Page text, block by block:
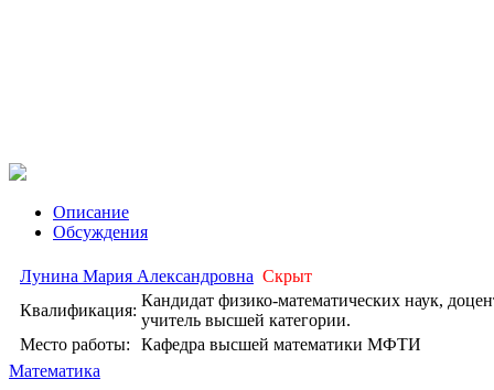
Описание
Обсуждения
Лунина Мария Александровна Cкрыт
Квалификация:
Кандидат физико-математических наук,
учитель высшей категории.
Место работы:
Кафедра высшей математики МФТИ
Математика